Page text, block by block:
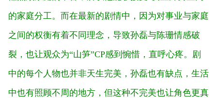
的家庭分工。而在最新的剧情中，因为对事业与家庭
之间的权衡有着不同理念，导致孙磊与陈珊情感破
裂，也让观众为“山笋”CP感到惋惜，直呼心疼。剧
中的每个人物也并非天生完美，孙磊也有缺点，生活
中也有照顾不周的地方，但这种不完美也让角色更真